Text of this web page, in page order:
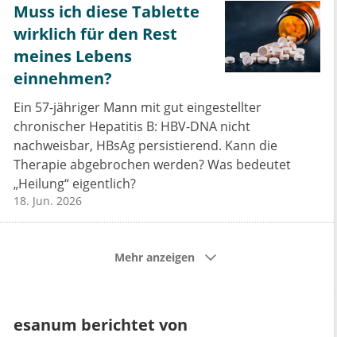
Muss ich diese Tablette
wirklich für den Rest
meines Lebens
einnehmen?
Ein 57-jähriger Mann mit gut eingestellter
chronischer Hepatitis B: HBV-DNA nicht
nachweisbar, HBsAg persistierend. Kann die
Therapie abgebrochen werden? Was bedeutet
„Heilung“ eigentlich?
18. Jun. 2026
Mehr anzeigen
esanum berichtet von